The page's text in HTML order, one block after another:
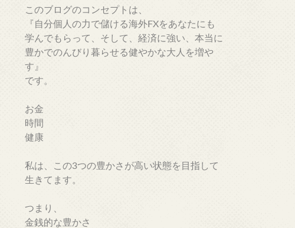
このブログのコンセプトは、
『自分個人の力で儲ける海外FXをあなたにも
学んでもらって、そして、経済に強い、本当に
豊かでのんびり暮らせる健やかな大人を増や
す』
です。
お金
時間
健康
私は、この3つの豊かさが高い状態を目指して
生きてます。
つまり、
金銭的な豊かさ